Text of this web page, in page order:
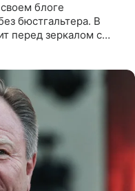
блоге
бюстгальтера. В
перед зеркалом с